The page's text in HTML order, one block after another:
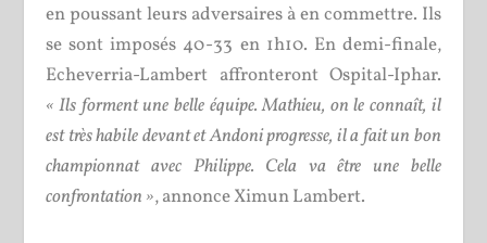
en poussant leurs adversaires à en commettre. Ils
se sont imposés 40-33 en 1h10. En demi-finale,
Echeverria-Lambert affronteront Ospital-Iphar.
« Ils forment une belle équipe. Mathieu, on le connaît, il
est très habile devant et Andoni progresse, il a fait un bon
championnat avec Philippe. Cela va être une belle
confrontation », annonce Ximun Lambert.